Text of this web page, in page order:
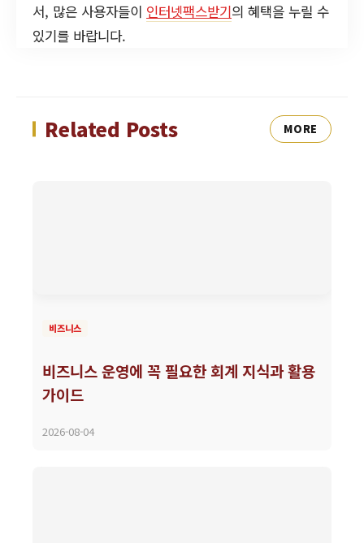
서, 많은 사용자들이 인터넷팩스받기의 혜택을 누릴 수
있기를 바랍니다.
Related Posts MORE
비즈니스
비즈니스 운영에 꼭 필요한 회계 지식과 활용
가이드
2026-08-04